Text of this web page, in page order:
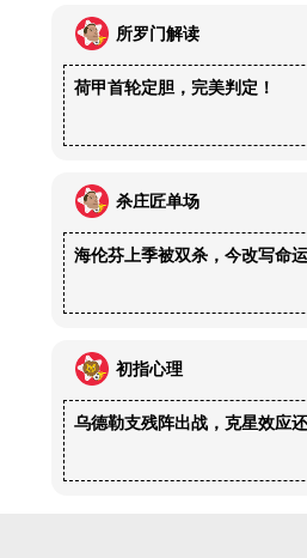
所罗门解读
荷甲首轮定胆，完美判定！
杀庄匠单场
海伦芬上季被双杀，今改写命
初指心理
乌德勒支残阵出战，克星效应